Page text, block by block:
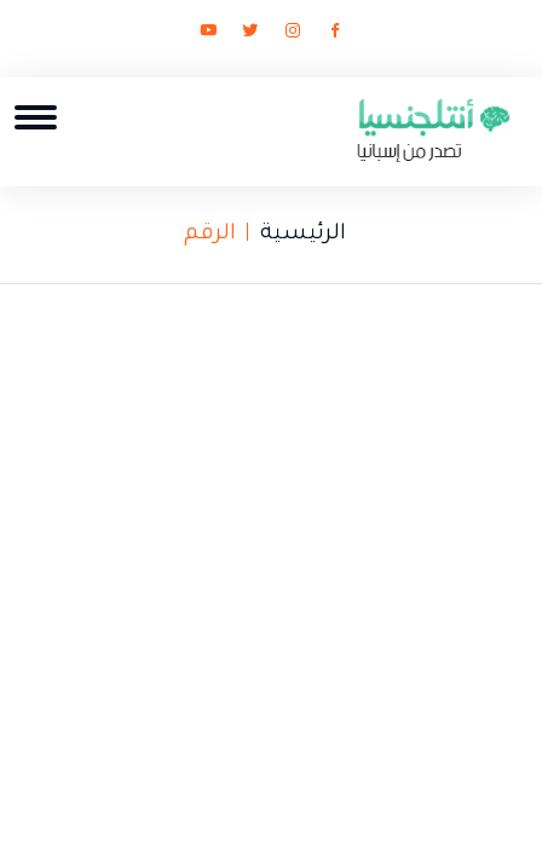
الرئيسية الرقم